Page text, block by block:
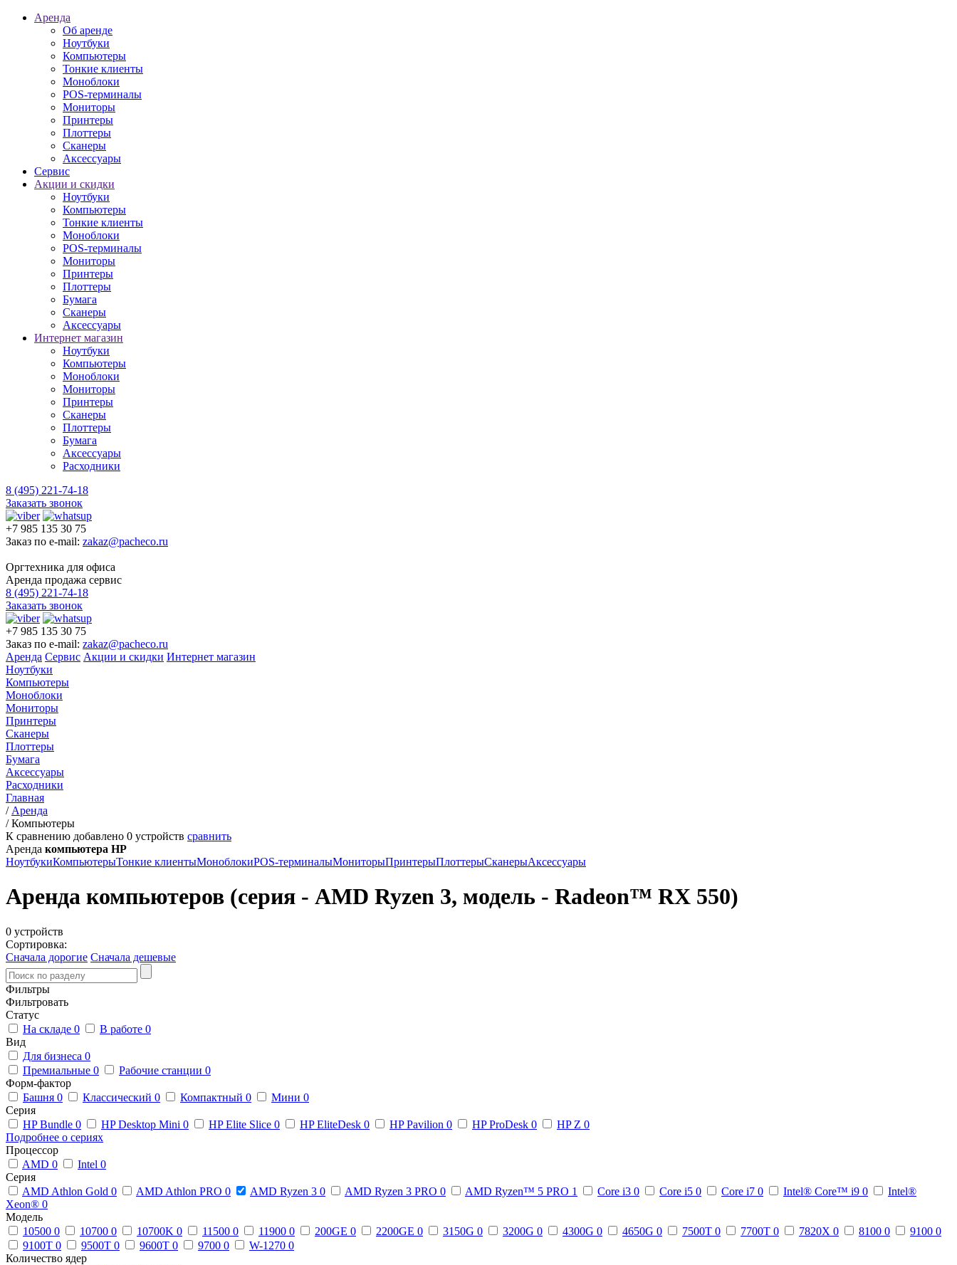
Аренда
Об аренде
Ноутбуки
Компьютеры
Тонкие клиенты
Моноблоки
POS-терминалы
Мониторы
Принтеры
Плоттеры
Сканеры
Аксессуары
Сервис
Акции и скидки
Ноутбуки
Компьютеры
Тонкие клиенты
Моноблоки
POS-терминалы
Мониторы
Принтеры
Плоттеры
Бумага
Сканеры
Аксессуары
Интернет магазин
Ноутбуки
Компьютеры
Моноблоки
Мониторы
Принтеры
Сканеры
Плоттеры
Бумага
Аксессуары
Расходники
8 (495) 221-74-18
Заказать звонок
+7 985 135 30 75
Заказ по e-mail: zakaz@pacheco.ru
Оргтехника для офиса
Аренда продажа сервис
8 (495) 221-74-18
Заказать звонок
+7 985 135 30 75
Заказ по e-mail: zakaz@pacheco.ru
Аренда Сервис Акции и скидки Интернет магазин
Ноутбуки
Компьютеры
Моноблоки
Мониторы
Принтеры
Сканеры
Плоттеры
Бумага
Аксессуары
Расходники
Главная
/ Аренда
/Компьютеры
К сравнению добавлено 0 устройств сравнить
Аренда компьютера HP
НоутбукиКомпьютерыТонкие клиентыМоноблокиPOS-терминалыМониторыПринтерыПлоттерыСканерыАксессуары
Аренда компьютеров (серия - AMD Ryzen 3, модель - Radeon™ RX 550)
0 устройств
Сортировка:
Сначала дорогие Сначала дешевые
Фильтры
Фильтровать
Статус
На складе 0 В работе 0
Вид
Для бизнеса 0
Премиальные 0 Рабочие станции 0
Форм-фактор
Башня 0 Классический 0 Компактный 0 Мини 0
Серия
HP Bundle 0 HP Desktop Mini 0 HP Elite Slice 0 HP EliteDesk 0 HP Pavilion 0 HP ProDesk 0 HP Z 0
Подробнее о сериях
Процессор
AMD 0 Intel 0
Серия
AMD Athlon Gold 0 AMD Athlon PRO 0 AMD Ryzen 3 0 AMD Ryzen 3 PRO 0 AMD Ryzen™ 5 PRO 1 Core i3 0 Core i5 0 Core i7 0 Intel® Core™ i9 0
Intel®
Xeon® 0
Модель
10500 0 10700 0 10700K 0 11500 0 11900 0 200GE 0 2200GE 0 3150G 0 3200G 0 4300G 0 4650G 0 7500T 0 7700T 0 7820X 0 8100 0 9100 0
9100T 0 9500T 0 9600T 0 9700 0 W-1270 0
Количество ядер